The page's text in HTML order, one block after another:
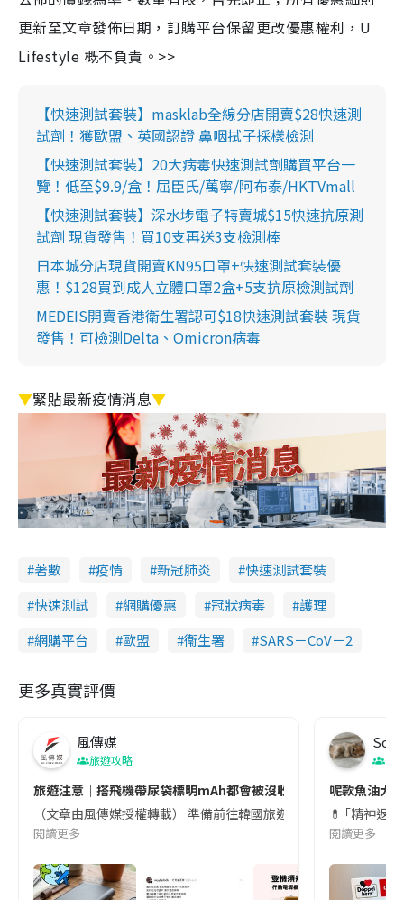
更新至文章發佈日期，訂購平台保留更改優惠權利，U
Lifestyle 概不負責。>>
【快速測試套裝】masklab全線分店開賣$28快速測
試劑！獲歐盟、英國認證 鼻咽拭子採樣檢測
【快速測試套裝】20大病毒快速測試劑購買平台一
覽！低至$9.9/盒！屈臣氏/萬寧/阿布泰/HKTVmall
【快速測試套裝】深水埗電子特賣城$15快速抗原測
試劑 現貨發售！買10支再送3支檢測棒
日本城分店現貨開賣KN95口罩+快速測試套裝優
惠！$128買到成人立體口罩2盒+5支抗原檢測試劑
MEDEIS開賣香港衛生署認可$18快速測試套裝 現貨
發售！可檢測Delta、Omicron病毒
▼緊貼最新疫情消息▼
著數 疫情 新冠肺炎
快速測試套裝
快速測試
網購優惠 冠狀病毒
護理
網購平台
歐盟 衞生署 SARS－CoV－2
更多真實評價
風傳媒
旅遊攻略
旅遊注意｜搭飛機帶尿袋標明mAh都會被沒收😱出發前切記檢查
（文章由風傳媒授權轉載） 準備前往韓國旅遊的民眾，近期要
閱讀更多
Soul
呢款魚油大
💊 ｢精神返
閱讀更多